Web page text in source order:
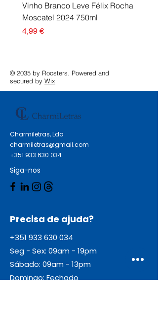
Vinho Branco Leve Félix Rocha
Moscatel 2024 750ml
Preço
4,99 €
© 2035 by Roosters. Powered and
secured by Wix
Charmiletras, Lda
charmiletras@gmail.com
+351 933 630 034
Siga-nos
Precisa de ajuda?
+351 933 630 034
Seg - Sex: 09am - 19pm
Sábado: 09am - 13pm
Domingo: Fechado